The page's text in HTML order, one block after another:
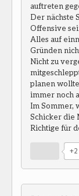
auftreten
Der nächste
Offensive
Alles auf
Gründen
Nicht zu
planen
immer noch
Im Sommer,
Schicker die
Richtige für
+2